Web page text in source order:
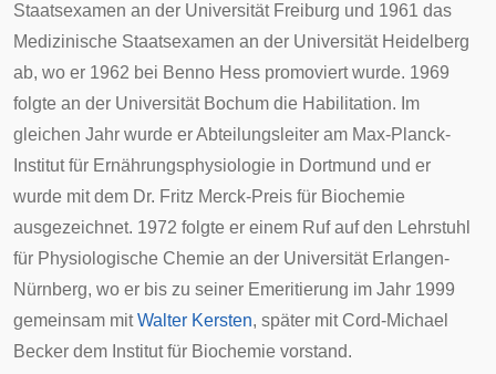
Staatsexamen an der Universität Freiburg und 1961 das
Medizinische Staatsexamen an der Universität Heidelberg
ab, wo er 1962 bei Benno Hess promoviert wurde. 1969
folgte an der Universität Bochum die Habilitation. Im
gleichen Jahr wurde er Abteilungsleiter am Max-Planck-
Institut für Ernährungsphysiologie in Dortmund und er
wurde mit dem Dr. Fritz Merck-Preis für Biochemie
ausgezeichnet. 1972 folgte er einem Ruf auf den Lehrstuhl
für Physiologische Chemie an der Universität Erlangen-
Nürnberg, wo er bis zu seiner Emeritierung im Jahr 1999
gemeinsam mitWalter Kersten, später mit Cord-Michael
Becker dem Institut für Biochemie vorstand.